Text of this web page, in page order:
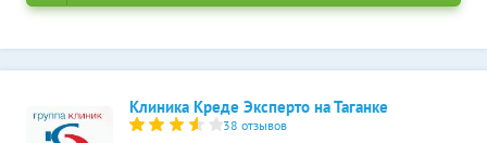
Клиника Креде Эксперто на Таганке
38 отзывов